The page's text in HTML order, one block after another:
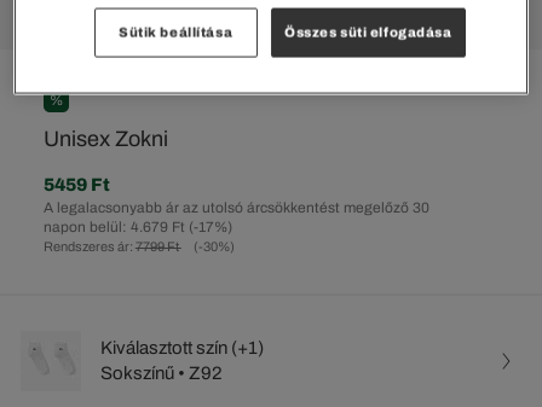
%
Unisex Zokni
Rendszeres ár: 7799 Ft (-30%)
A legalacsonyabb ár az utolsó árcsökkentést megelőző 30
napon belül: 4.679 Ft (-17%)
5459 Ft
Kiválasztott szín (+1)
Sokszínű • Z92
Sütik beállítása Összes süti elfogadása